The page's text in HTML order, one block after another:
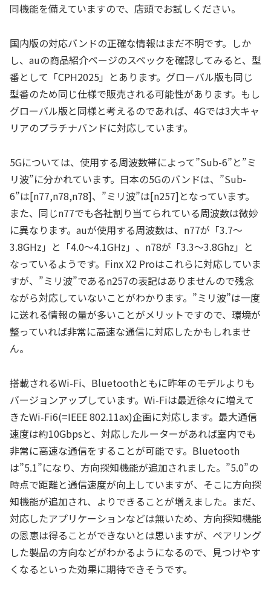
同機能を備えていますので、店頭でお試しください。
国内版の対応バンドの正確な情報はまだ不明です。しか
し、auの商品紹介ページのスペックを確認してみると、型
番として「CPH2025」とあります。グローバル版も同じ
型番のため同じ仕様で販売される可能性があります。もし
グローバル版と同様と考えるのであれば、4Gでは3大キャ
リアのプラチナバンドに対応しています。
5Gについては、使用する周波数帯によって”Sub-6”と”ミ
リ波”に分かれています。日本の5Gのバンドは、”Sub-
6”は[n77,n78,n78]、”ミリ波”は[n257]となっています。
また、同じn77でも各社割り当てられている周波数は微妙
に異なります。auが使用する周波数は、n77が「3.7〜
3.8GHz」と「4.0〜4.1GHz」、n78が「3.3〜3.8Ghz」と
なっているようです。Finx X2 Proはこれらに対応していま
すが、”ミリ波”であるn257の表記はありませんので残念
ながら対応していないことがわかります。”ミリ波”は一度
に送れる情報の量が多いことがメリットですので、環境が
整っていれば非常に高速な通信に対応したかもしれませ
ん。
搭載されるWi-Fi、Bluetoothともに昨年のモデルよりも
バージョンアップしています。Wi-Fiは最近徐々に増えて
きたWi-Fi6(=IEEE 802.11ax)企画に対応します。最大通信
速度は約10Gbpsと、対応したルーターがあれば室内でも
非常に高速な通信をすることが可能です。Bluetooth
は”5.1”になり、方向探知機能が追加されました。”5.0”の
時点で距離と通信速度が向上していますが、そこに方向探
知機能が追加され、よりできることが増えました。まだ、
対応したアプリケーションなどは無いため、方向探知機能
の恩恵は得ることができないとは思いますが、ペアリング
した製品の方向などがわかるようになるので、見つけやす
くなるといった効果に期待できそうです。